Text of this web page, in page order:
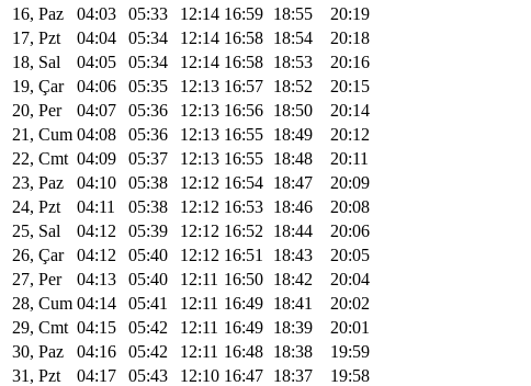
16, Paz
04:03 05:33 12:14 16:59 18:55
20:19
17, Pzt
04:04 05:34 12:14 16:58 18:54
20:18
18, Sal
04:05 05:34 12:14 16:58 18:53
20:16
19, Çar
04:06 05:35 12:13 16:57 18:52
20:15
20, Per
04:07 05:36 12:13 16:56 18:50
20:14
21, Cum 04:08 05:36 12:13 16:55 18:49
20:12
22, Cmt 04:09 05:37 12:13 16:55 18:48
20:11
23, Paz
04:10 05:38 12:12 16:54 18:47
20:09
24, Pzt
04:11 05:38 12:12 16:53 18:46
20:08
25, Sal
04:12 05:39 12:12 16:52 18:44
20:06
26, Çar
04:12 05:40 12:12 16:51 18:43
20:05
27, Per
04:13 05:40 12:11 16:50 18:42
20:04
28, Cum 04:14 05:41 12:11 16:49 18:41
20:02
29, Cmt 04:15 05:42 12:11 16:49 18:39
20:01
30, Paz
04:16 05:42 12:11 16:48 18:38
19:59
31, Pzt
04:17 05:43 12:10 16:47 18:37 19:58